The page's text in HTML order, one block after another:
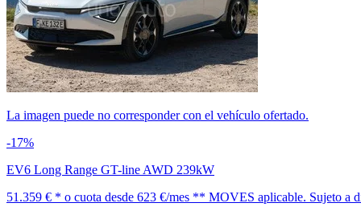
La imagen puede no corresponder con el vehículo ofertado.
-17%
EV6 Long Range GT-line AWD 239kW
51.359 € * o cuota desde 623 €/mes ** MOVES aplicable. Sujeto a